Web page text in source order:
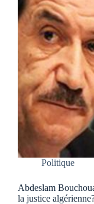
Politique
Abdeslam
la justice